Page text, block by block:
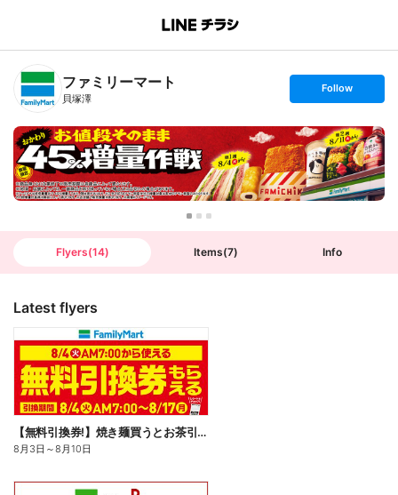
B
n
T
ファミリーマート
貝塚澤
s
t
o
l
l
o
w
Follow
Flyers(14) Items(7) Info
Latest flyers
【無料引換券!】焼き麺買うとお茶引換券貰える!
8月3日 ～8月10日